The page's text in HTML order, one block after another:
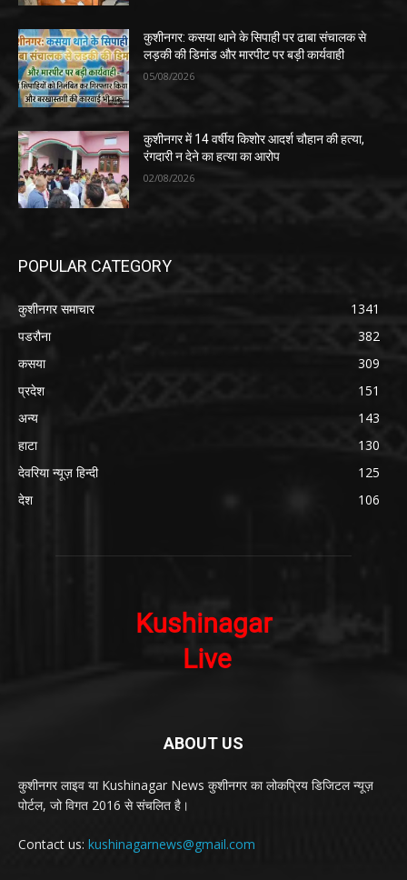
कुशीनगर: कसया थाने के सिपाही पर ढाबा संचालक से
लड़की की डिमांड और मारपीट पर बड़ी कार्यवाही
05/08/2026
कुशीनगर में 14 वर्षीय किशोर आदर्श चौहान की हत्या,
रंगदारी न देने का हत्या का आरोप
02/08/2026
POPULAR CATEGORY
कुशीनगर समाचार
1341
पडरौना
382
कसया
309
प्रदेश
151
अन्य
143
हाटा
130
देवरिया न्यूज़ हिन्दी
125
देश
106
ABOUT US
कुशीनगर लाइव या Kushinagar News कुशीनगर का लोकप्रिय डिजिटल न्यूज़
पोर्टल, जो विगत 2016 से संचलित है।
Contact us: kushinagarnews@gmail.com